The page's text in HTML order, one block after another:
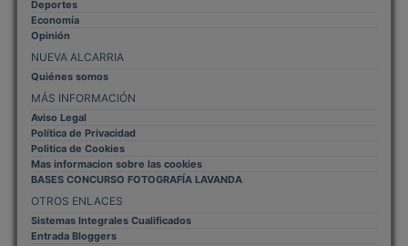
Economía
Opinión
NUEVA ALCARRIA
Quiénes somos
MÁS INFORMACIÓN
Aviso Legal
Política de Privacidad
Politica de Cookies
Mas informacion sobre las cookies
BASES CONCURSO FOTOGRAFÍA LAVANDA
Sistemas Integrales Cualificados
Entrada Bloggers
Aviso Legal